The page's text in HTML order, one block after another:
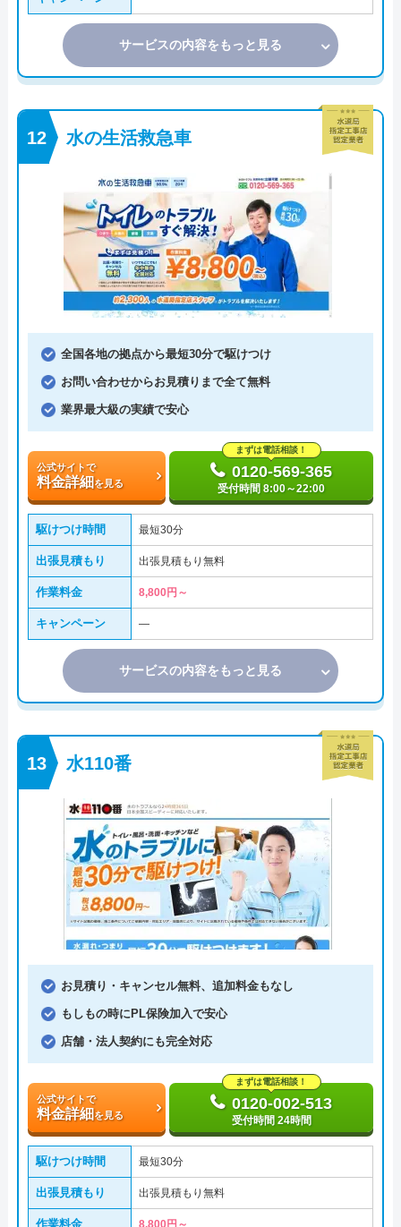
サービスの内容をもっと見る
水の生活救急車
全国各地の拠点から最短30分で駆けつけ
お問い合わせからお見積りまで全て無料
業界最大級の実績で安心
公式サイトで
料金詳細を見る
まずは電話相談！
0120-569-365
受付時間 8:00～22:00
駆けつけ時間 最短30分
出張見積もり 出張見積もり無料
作業料金 8,800円～
キャンペーン ―
サービスの内容をもっと見る
水110番
お見積り・キャンセル無料、追加料金もなし
もしもの時にPL保険加入で安心
店舗・法人契約にも完全対応
公式サイトで
料金詳細を見る
まずは電話相談！
0120-002-513
受付時間 24時間
駆けつけ時間 最短30分
出張見積もり 出張見積もり無料
作業料金 8,800円～